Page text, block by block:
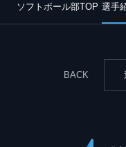
ソフトボール部TOP 選手
BACK